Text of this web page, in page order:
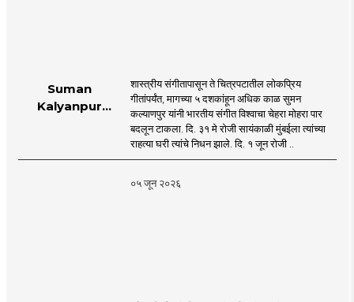
Suman
Kalyanpur
mumbai |
शास्त्रीय संगीतापासून ते चित्रपटातील लोकप्रिय
गीतांपर्यंत, मागच्या ५ दशकांहून अधिक काळ सुमन
कल्याणपुर यांनी भारतीय संगीत विश्वाचा चेहरा मोहरा पार
बदलून टाकला. दि. ३१ मे रोजी सायंकाळी मुंबईला त्यांच्या
राहत्या घरी त्यांचे निधन झाले. दि. १ जून रोजी ..
०५ जून २०२६